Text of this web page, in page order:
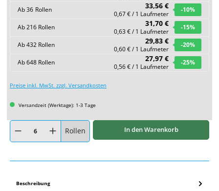
Ab36 Rollen 33,56 €
0,67 € / 1 Laufmeter
-10%
Ab216 Rollen 31,70 €
0,63 € / 1 Laufmeter
-15%
Ab432 Rollen 29,83 €
0,60 € / 1 Laufmeter
-20%
Ab648 Rollen 27,97 €
0,56 € / 1 Laufmeter
-25%
Preise inkl. MwSt. zzgl. Versandkosten
Versandzeit (Werktage): 1-3 Tage
Produkt Anzahl: Gib den gewünschten Wert ein oder benutze die Schaltflächen
Rollen In den Warenkorb
Beschreibung